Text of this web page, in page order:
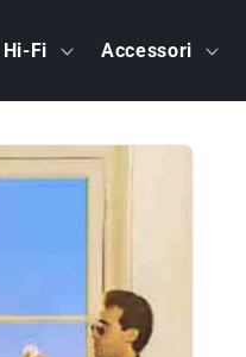
Hi-Fi Accessori